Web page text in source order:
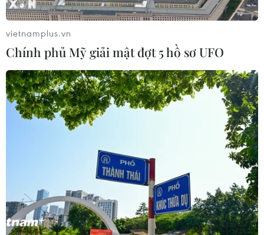
Khách hàng rút hơn 100 tỷ USD khỏi First
Trong báo cáo kết quả kinh doanh quý 1/2023 công bố
ngày 24/4, First Republic Bank cho biết họ có 173,5 tỷ
USD tiền gửi trước khi Silicon Valley Bank phá sản vào
vietnamplus.vn
Chính phủ Mỹ giải mật đợt 5 hồ sơ UFO